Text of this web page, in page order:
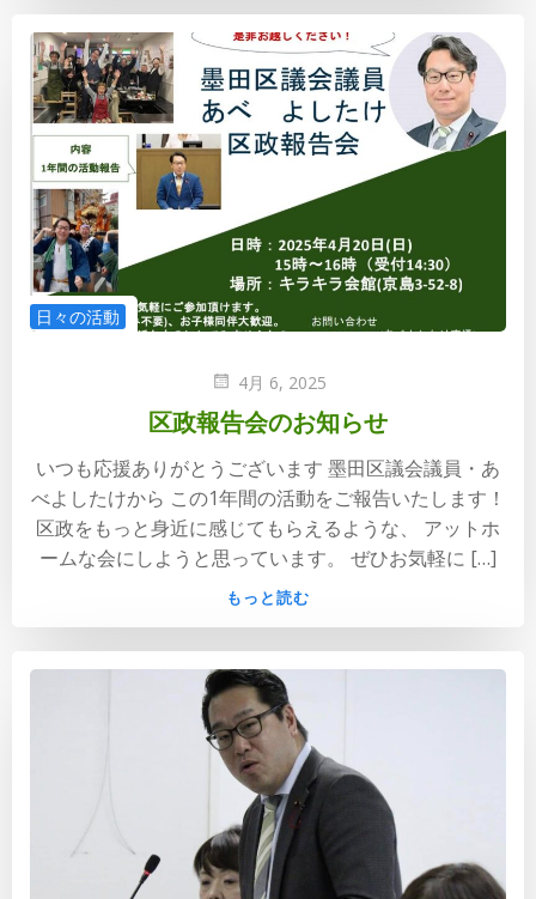
日々の活動
4月 6, 2025
区政報告会のお知らせ
いつも応援ありがとうございます 墨田区議会議員・あ
べよしたけから この1年間の活動をご報告いたします！
区政をもっと身近に感じてもらえるような、 アットホ
ームな会にしようと思っています。 ぜひお気軽に […]
もっと読む